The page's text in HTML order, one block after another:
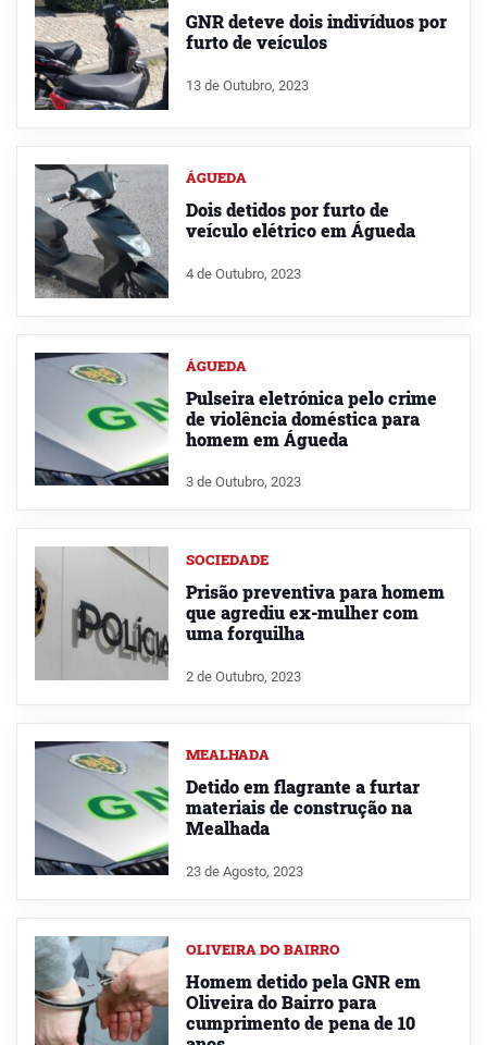
GNR deteve dois indivíduos por
furto de veículos
13 de Outubro, 2023
ÁGUEDA
Dois detidos por furto de
veículo elétrico em Águeda
4 de Outubro, 2023
ÁGUEDA
Pulseira eletrónica pelo crime
de violência doméstica para
homem em Águeda
3 de Outubro, 2023
SOCIEDADE
Prisão preventiva para homem
que agrediu ex-mulher com
uma forquilha
2 de Outubro, 2023
MEALHADA
Detido em flagrante a furtar
materiais de construção na
Mealhada
23 de Agosto, 2023
OLIVEIRA DO BAIRRO
Homem detido pela GNR em
Oliveira do Bairro para
cumprimento de pena de 10